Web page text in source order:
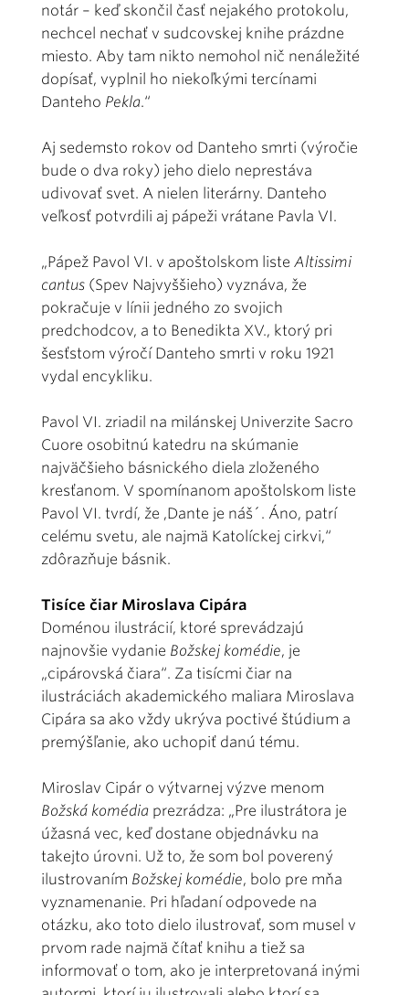
notár – keď skončil časť nejakého protokolu,
nechcel nechať v sudcovskej knihe prázdne
miesto. Aby tam nikto nemohol nič nenáležité
dopísať, vyplnil ho niekoľkými tercínami
Danteho Pekla.“
Aj sedemsto rokov od Danteho smrti (výročie
bude o dva roky) jeho dielo neprestáva
udivovať svet. A nielen literárny. Danteho
veľkosť potvrdili aj pápeži vrátane Pavla VI.
„Pápež Pavol VI. v apoštolskom liste Altissimi
cantus (Spev Najvyššieho) vyznáva, že
pokračuje v línii jedného zo svojich
predchodcov, a to Benedikta XV., ktorý pri
šesťstom výročí Danteho smrti v roku 1921
vydal encykliku.
Pavol VI. zriadil na milánskej Univerzite Sacro
Cuore osobitnú katedru na skúmanie
najväčšieho básnického diela zloženého
kresťanom. V spomínanom apoštolskom liste
Pavol VI. tvrdí, že ,Dante je náš´. Áno, patrí
celému svetu, ale najmä Katolíckej cirkvi,“
zdôrazňuje básnik.
Tisíce čiar Miroslava Cipára
Doménou ilustrácií, ktoré sprevádzajú
najnovšie vydanie Božskej komédie, je
„cipárovská čiara“. Za tisícmi čiar na
ilustráciách akademického maliara Miroslava
Cipára sa ako vždy ukrýva poctivé štúdium a
premýšľanie, ako uchopiť danú tému.
Miroslav Cipár o výtvarnej výzve menom
Božská komédia prezrádza: „Pre ilustrátora je
úžasná vec, keď dostane objednávku na
takejto úrovni. Už to, že som bol poverený
ilustrovaním Božskej komédie, bolo pre mňa
vyznamenanie. Pri hľadaní odpovede na
otázku, ako toto dielo ilustrovať, som musel v
prvom rade najmä čítať knihu a tiež sa
informovať o tom, ako je interpretovaná inými